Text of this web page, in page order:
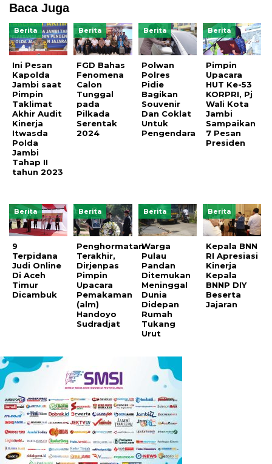
Baca Juga
Berita
Ini Pesan
Kapolda
Jambi saat
Pimpin
Taklimat
Akhir Audit
Kinerja
Itwasda
Polda
Jambi
Tahap II
tahun 2023
Berita
FGD Bahas
Fenomena
Calon
Tunggal
pada
Pilkada
Serentak
2024
Berita
Polwan
Polres
Pidie
Bagikan
Souvenir
Dan Coklat
Untuk
Pengendara
Berita
Pimpin
Upacara
HUT Ke-53
KORPRI, Pj
Wali Kota
Jambi
Sampaikan
7 Pesan
Presiden
Berita
9
Terpidana
Judi Online
Di Aceh
Timur
Dicambuk
Berita
Penghormatan
Terakhir,
Dirjenpas
Pimpin
Upacara
Pemakaman
(alm)
Handoyo
Sudradjat
Berita
Warga
Pulau
Pandan
Ditemukan
Meninggal
Dunia
Didepan
Rumah
Tukang
Urut
Berita
Kepala BNN
RI Apresiasi
Kinerja
Kepala
BNNP DIY
Beserta
Jajaran